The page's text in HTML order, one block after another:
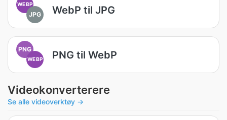
WEBP
JPG WebP til JPG
PNG
WEBP PNG til WebP
Videokonverterere
Se alle videoverktøy →